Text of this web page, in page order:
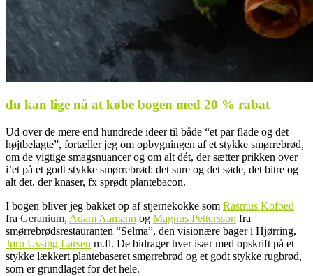
du kan lige nå at købe bogen med 20 % rabat
Ud over de mere end hundrede ideer til både “et par flade og det
højtbelagte”, fortæller jeg om opbygningen af et stykke smørrebrød,
om de vigtige smagsnuancer og om alt dét, der sætter prikken over
i’et på et godt stykke smørrebrød: det sure og det søde, det bitre og
alt det, der knaser, fx sprødt plantebacon.
I bogen bliver jeg bakket op af stjernekokke som Rasmus Kofoed
fra Geranium, Adam Aamann og Magnus Pettersson fra
smørrebrødsrestauranten “Selma”, den visionære bager i Hjørring,
Jørn Ussing Larsen m.fl. De bidrager hver især med opskrift på et
stykke lækkert plantebaseret smørrebrød og et godt stykke rugbrød,
som er grundlaget for det hele.